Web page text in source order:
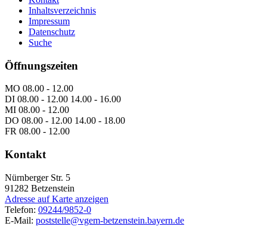
Inhaltsverzeichnis
Impressum
Datenschutz
Suche
Öffnungszeiten
MO 08.00 - 12.00
DI 08.00 - 12.00 14.00 - 16.00
MI 08.00 - 12.00
DO 08.00 - 12.00 14.00 - 18.00
FR 08.00 - 12.00
Kontakt
Nürnberger Str. 5
91282 Betzenstein
Adresse auf Karte anzeigen
Telefon: 09244/9852-0
E-Mail: poststelle@vgem-betzenstein.bayern.de